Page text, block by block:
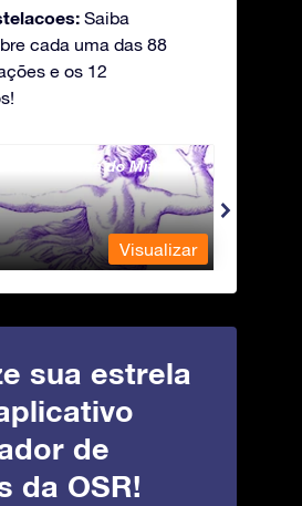
Saiba
cada uma das 88
e os 12
- A Princesa do Mito
Visualizar
sua estrela
de
da OSR!